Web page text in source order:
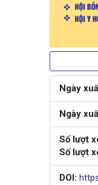
Ngày
Ngày
Số lượt
Số lượt
DOI: